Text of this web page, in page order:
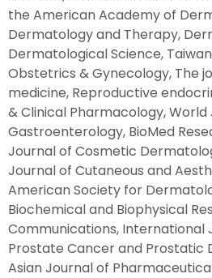
the American Academy of
Dermatology and Therapy,
Dermatological Science,
Obstetrics & Gynecology, The
medicine, Reproductive
& Clinical Pharmacology, World
Gastroenterology, BioMed
Journal of Cosmetic
Journal of Cutaneous and
American Society for
Biochemical and Biophysical
Communications, International
Prostate Cancer and Prostatic
Asian Journal of